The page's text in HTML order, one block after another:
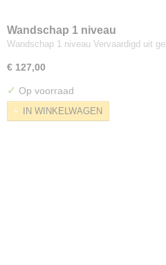
Wandschap 1 niveau
Wandschap 1 niveau Vervaardigd uit
€ 127,00
✓ Op voorraad
IN WINKELWAGEN